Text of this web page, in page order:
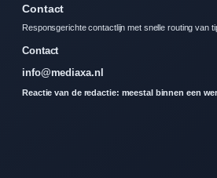
Contact
Responsgerichte contactlijn met snelle routing van
Contact
info@mediaxa.nl
Reactie van de redactie: meestal binnen een